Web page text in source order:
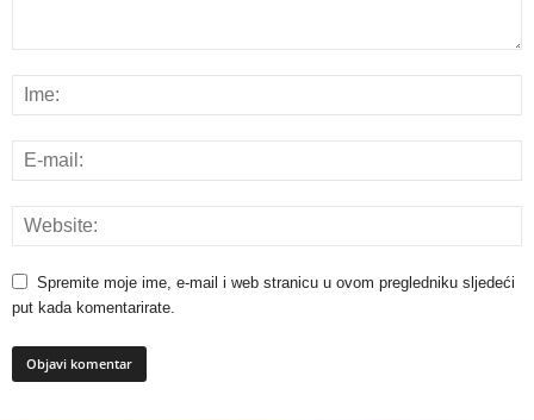
Spremite moje ime, e-mail i web stranicu u ovom pregledniku sljedeći
put kada komentarirate.